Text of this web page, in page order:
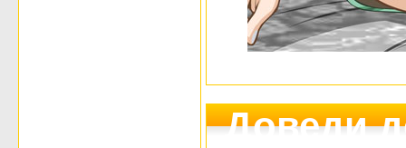
Доведи